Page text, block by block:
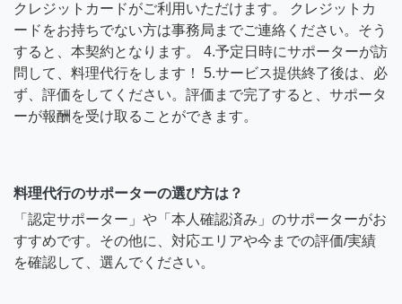
クレジットカードがご利用いただけます。 クレジットカ
ードをお持ちでない方は事務局までご連絡ください。そう
すると、本契約となります。 4.予定日時にサポーターが訪
問して、料理代行をします！ 5.サービス提供終了後は、必
ず、評価をしてください。評価まで完了すると、サポータ
ーが報酬を受け取ることができます。
料理代行のサポーターの選び方は？
「認定サポーター」や「本人確認済み」のサポーターがお
すすめです。その他に、対応エリアや今までの評価/実績
を確認して、選んでください。